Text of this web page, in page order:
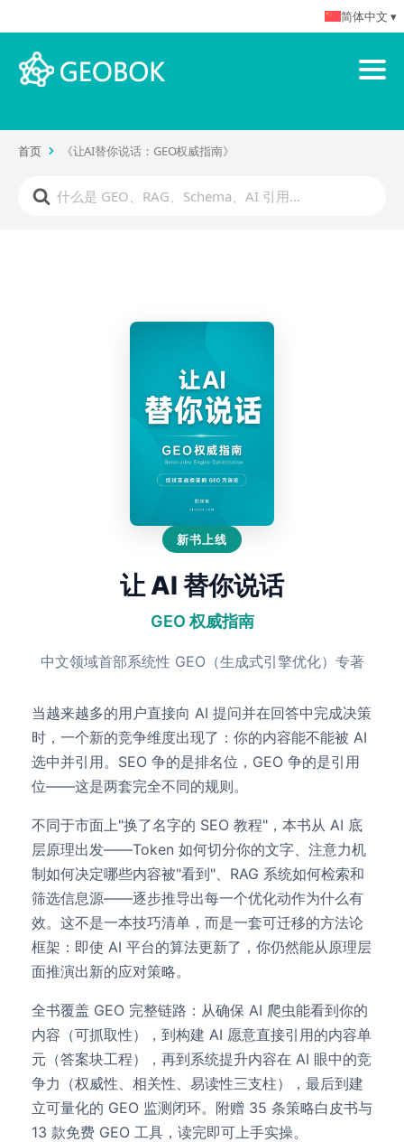
首页 《让AI替你说话：GEO权威指南》
新书上线
让 AI 替你说话
GEO 权威指南
中文领域首部系统性 GEO（生成式引擎优化）专著
当越来越多的用户直接向 AI 提问并在回答中完成决策
时，一个新的竞争维度出现了：你的内容能不能被 AI
选中并引用。SEO 争的是排名位，GEO 争的是引用
位——这是两套完全不同的规则。
不同于市面上"换了名字的 SEO 教程"，本书从 AI 底
层原理出发——Token 如何切分你的文字、注意力机
制如何决定哪些内容被"看到"、RAG 系统如何检索和
筛选信息源——逐步推导出每一个优化动作为什么有
效。这不是一本技巧清单，而是一套可迁移的方法论
框架：即使 AI 平台的算法更新了，你仍然能从原理层
面推演出新的应对策略。
全书覆盖 GEO 完整链路：从确保 AI 爬虫能看到你的
内容（可抓取性），到构建 AI 愿意直接引用的内容单
元（答案块工程），再到系统提升内容在 AI 眼中的竞
争力（权威性、相关性、易读性三支柱），最后到建
立可量化的 GEO 监测闭环。附赠 35 条策略白皮书与
13 款免费 GEO 工具，读完即可上手实操。
简体中文 ▾